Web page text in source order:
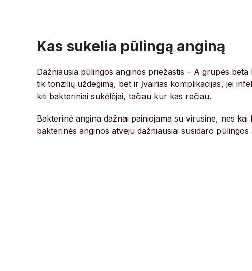
Kas sukelia pūlingą anginą
Dažniausia pūlingos anginos priežastis – A grupės
tik tonzilių uždegimą, bet ir įvairias komplikacijas, jei
kiti bakteriniai sukėlėjai, tačiau kur kas rečiau.
Bakterinė angina dažnai painiojama su virusine, nes
bakterinės anginos atveju dažniausiai susidaro